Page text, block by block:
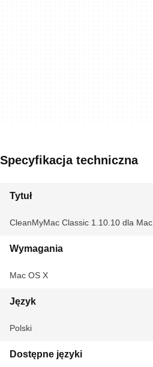
Specyfikacja techniczna
Tytuł
CleanMyMac Classic 1.10.10 dla Mac
Wymagania
Mac OS X
Język
Polski
Dostępne języki